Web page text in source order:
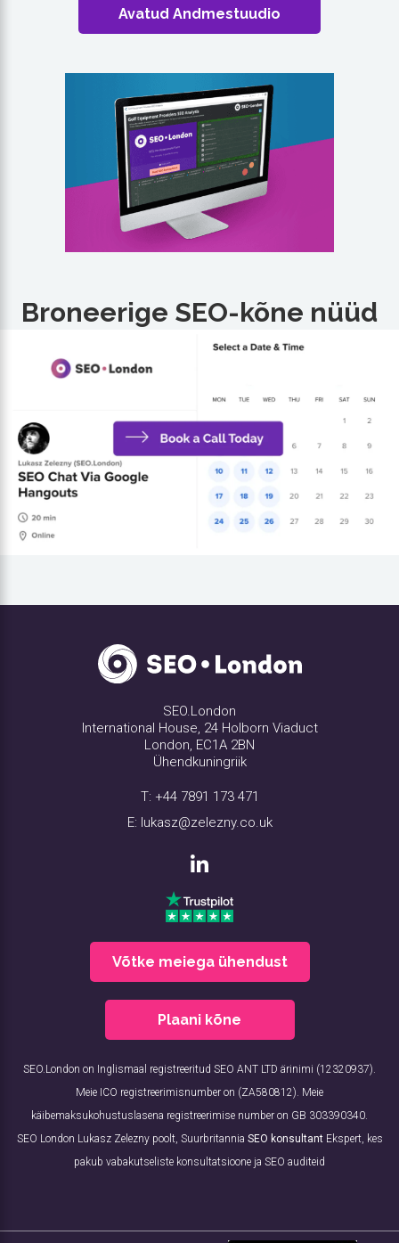
Avatud Andmestuudio
Broneerige SEO-kõne nüüd
SEO.London
International House, 24 Holborn Viaduct
London, EC1A 2BN
Ühendkuningriik
T: +44 7891 173 471
E: lukasz@zelezny.co.uk
Võtke meiega ühendust
Plaani kõne
SEO.London on Inglismaal registreeritud SEO ANT LTD ärinimi (12320937).
Meie ICO registreerimisnumber on (ZA580812). Meie
käibemaksukohustuslasena registreerimise number on GB 303390340.
SEO London Lukasz Zelezny poolt, Suurbritannia SEO konsultantEkspert, kes
pakub vabakutseliste konsultatsioone ja SEO auditeid